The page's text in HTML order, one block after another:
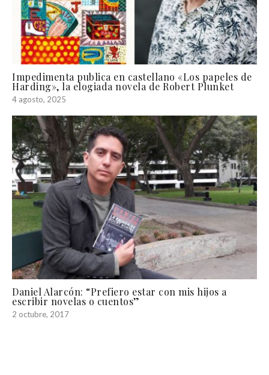
Impedimenta publica en castellano «Los papeles de
Harding», la elogiada novela de Robert Plunket
4 agosto, 2025
Daniel Alarcón: “Prefiero estar con mis hijos a
escribir novelas o cuentos”
2 octubre, 2017